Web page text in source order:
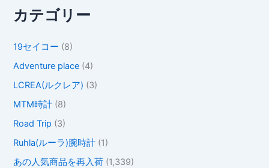
象
:カテゴリー
19セイコー (8)
Adventure place (4)
LCREA(ルクレア) (3)
MTM時計 (8)
Road Trip (3)
Ruhla(ルーラ)腕時計 (1)
あの人気商品を再入荷 (1,339)